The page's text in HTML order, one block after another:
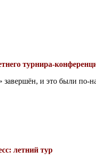
турнира-
и это были по-
летний тур